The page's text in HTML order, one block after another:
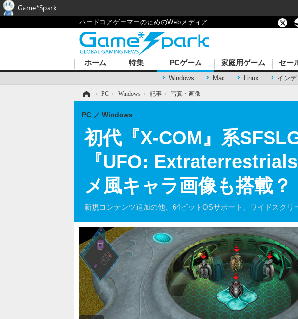
ハードコアゲーマーのためのWebメディア
ホーム 特集 PCゲーム
Windows Mac Linux イン
家庭用ゲーム セー
› PC › Windows › 記事 › 写真・画像
初代『X-COM』系
『UFO:
メ風キャラ画像も搭載
新規コンテンツ追加の他、64ビットOSサポート、ワイドスクリ
PC Windows
Game*Spark